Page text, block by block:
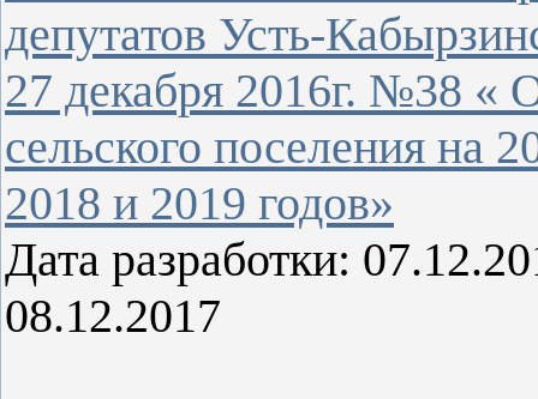
депутатов Усть-
27 декабря 2016г. №38 «
сельского поселения на
2018 и 2019 годов»
Дата разработки:
08.12.2017